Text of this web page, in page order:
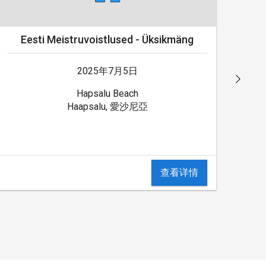
Eesti Meistruvoistlused - Üksikmäng
2025年7月5日
Hapsalu Beach
Haapsalu, 愛沙尼亞
查看详情